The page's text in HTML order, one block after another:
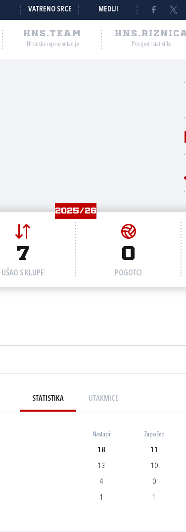
VATRENO SRCE MEDIJI
HNS.TEAM
Hrvatske reprezentacije Povijest i statistika
2025/26
7
UŠAO S KLUPE
0
POGOTCI
STATISTIKA UTAKMICE
Nastupi Započeo
18 11
13 10
4 0
1 1